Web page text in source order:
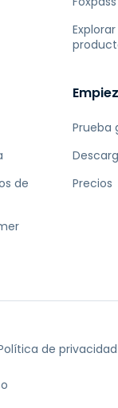
de
Prueba
Precios
de privacidad